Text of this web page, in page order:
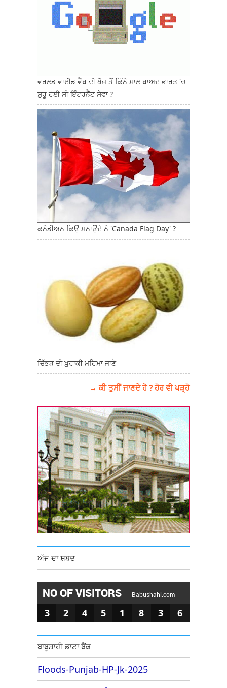
ਵਰਲਡ ਵਾਈਡ ਵੈੱਬ ਦੀ ਖੋਜ ਤੋਂ ਕਿੰਨੇ ਸਾਲ ਬਾਅਦ ਭਾਰਤ 'ਚ
ਸ਼ੁਰੂ ਹੋਈ ਸੀ ਇੰਟਰਨੈੱਟ ਸੇਵਾ ?
ਕਨੇਡੀਅਨ ਕਿਉਂ ਮਨਾਉਂਦੇ ਨੇ 'Canada Flag Day' ?
ਚਿੱਭੜ ਦੀ ਖ਼ੁਰਾਕੀ ਮਹਿਮਾ ਜਾਣੋ
→ ਕੀ ਤੁਸੀਂ ਜਾਣਦੇ ਹੋ ? ਹੋਰ ਵੀ ਪੜ੍ਹੋ
ਅੱਜ ਦਾ ਸ਼ਬਦ
NO OF VISITORS Babushahi.com
3 2 4 5 1 8 3 6
ਬਾਬੂਸ਼ਾਹੀ ਡਾਟਾ ਬੈਂਕ
Floods-Punjab-HP-Jk-2025